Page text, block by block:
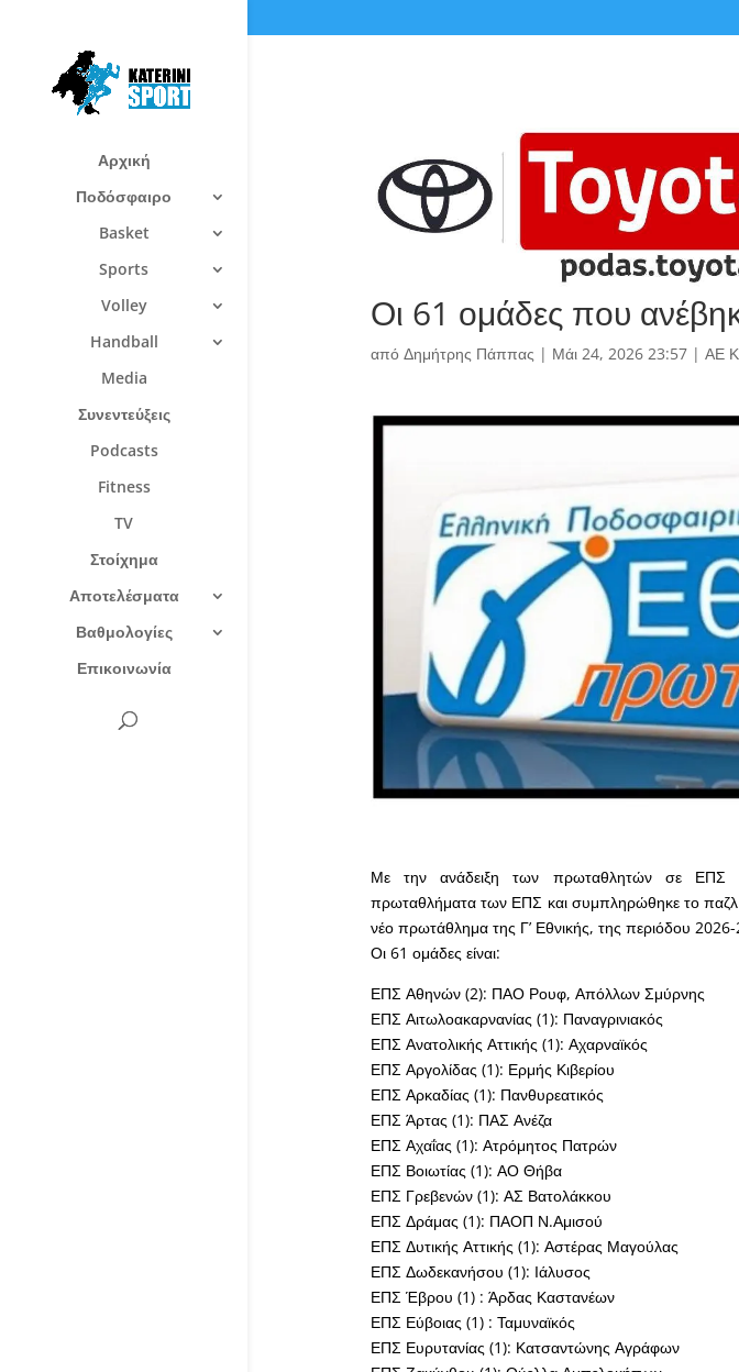
Αρχική
Ποδόσφαιρο
Basket
Sports
Volley
Handball
Media
Συνεντεύξεις
Podcasts
Fitness
TV
Στοίχημα
Αποτελέσματα
Βαθμολογίες
Επικοινωνία
Οι 61 ομάδες που
από Δημήτρης Πάππας | Μάι 24, 2026 23:57| ΑΕ
Με την ανάδειξη των πρωταθλητών σε ΕΠΣ
πρωταθλήματα των ΕΠΣ και συμπληρώθηκε το
νέο πρωτάθλημα της Γ’ Εθνικής, της περιόδου
Οι 61 ομάδες είναι:
ΕΠΣ Αθηνών (2): ΠΑΟ Ρουφ, Απόλλων Σμύρνης
ΕΠΣ Αιτωλοακαρνανίας (1): Παναγρινιακός
ΕΠΣ Ανατολικής Αττικής (1): Αχαρναϊκός
ΕΠΣ Αργολίδας (1): Ερμής Κιβερίου
ΕΠΣ Αρκαδίας (1): Πανθυρεατικός
ΕΠΣ Άρτας (1): ΠΑΣ Ανέζα
ΕΠΣ Αχαΐας (1): Ατρόμητος Πατρών
ΕΠΣ Βοιωτίας (1): ΑΟ Θήβα
ΕΠΣ Γρεβενών (1): ΑΣ Βατολάκκου
ΕΠΣ Δράμας (1): ΠΑΟΠ Ν.Αμισού
ΕΠΣ Δυτικής Αττικής (1): Αστέρας Μαγούλας
ΕΠΣ Δωδεκανήσου (1): Ιάλυσος
ΕΠΣ Έβρου (1) : Άρδας Καστανέων
ΕΠΣ Εύβοιας (1) : Ταμυναϊκός
ΕΠΣ Ευρυτανίας (1): Κατσαντώνης Αγράφων